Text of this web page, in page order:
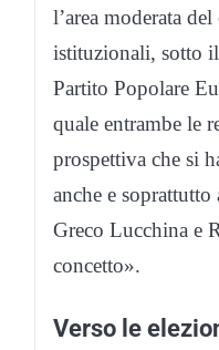
l’area moderata
istituzionali, sotto
Partito Popolare
quale entrambe le
prospettiva che si
anche e
Greco Lucchina e
concetto».
Verso le